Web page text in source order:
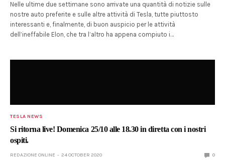
Nelle ultime due settimane sono arrivate una quantità di notizie sulle
nostre auto preferite e sulle altre attività di Tesla, tutte piuttosto
interessanti e, finalmente, di buon auspicio per le attività
dell’ineffabile Elon, che tra l’altro ha appena compiuto i…
TESLA NEWS
Si ritorna live! Domenica 25/10 alle 18.30 in diretta con i nostri
ospiti.
REDAZIONE ONLINE 24 OCTOBER 2020 0